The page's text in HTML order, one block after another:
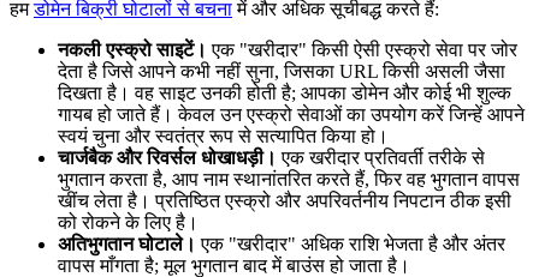
हमडोमेन बिक्री घोटालों से बचनामें और अधिक सूचीबद्ध करते हैं:
नकली एस्क्रो साइटें। एक "खरीदार" किसी ऐसी एस्क्रो सेवा पर जोर
देता है जिसे आपने कभी नहीं सुना, जिसका URL किसी असली जैसा
दिखता है। वह साइट उनकी होती है; आपका डोमेन और कोई भी शुल्क
गायब हो जाते हैं। केवल उन एस्क्रो सेवाओं का उपयोग करें जिन्हें आपने
स्वयं चुना और स्वतंत्र रूप से सत्यापित किया हो।
चार्जबैक और रिवर्सल धोखाधड़ी। एक खरीदार प्रतिवर्ती तरीके से
भुगतान करता है, आप नाम स्थानांतरित करते हैं, फिर वह भुगतान वापस
खींच लेता है। प्रतिष्ठित एस्क्रो और अपरिवर्तनीय निपटान ठीक इसी
को रोकने के लिए है।
अतिभुगतान घोटाले। एक "खरीदार" अधिक राशि भेजता है और अंतर
वापस माँगता है; मूल भुगतान बाद में बाउंस हो जाता है।